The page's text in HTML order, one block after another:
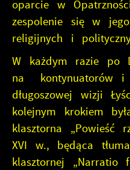
oparcie w
zespolenie się w jego
religijnych i
W każdym razie po
na kontynuatorów i
długoszowej wizji
kolejnym krokiem
klasztorna „Powieść
XVI w., będąca
klasztornej „Narratio